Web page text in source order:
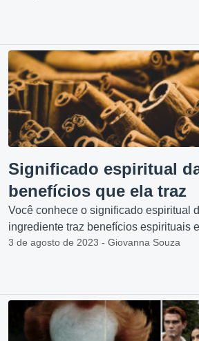
Significado espiritual
benefícios que ela traz
Você conhece o significado espiritual
ingrediente traz benefícios espirituais
3 de agosto de 2023 - Giovanna Souza